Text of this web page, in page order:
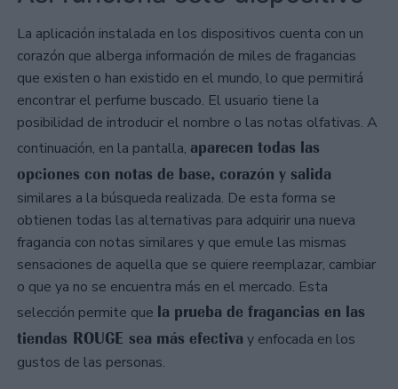
La aplicación instalada en los dispositivos cuenta con un
corazón que alberga información de miles de fragancias
que existen o han existido en el mundo, lo que permitirá
encontrar el perfume buscado. El usuario tiene la
posibilidad de introducir el nombre o las notas olfativas. A
continuación, en la pantalla, aparecen todas las
opciones con notas de base, corazón y salida
similares a la búsqueda realizada. De esta forma se
obtienen todas las alternativas para adquirir una nueva
fragancia con notas similares y que emule las mismas
sensaciones de aquella que se quiere reemplazar, cambiar
o que ya no se encuentra más en el mercado. Esta
selección permite que la prueba de fragancias en las
tiendas ROUGE sea más efectiva y enfocada en los
gustos de las personas.